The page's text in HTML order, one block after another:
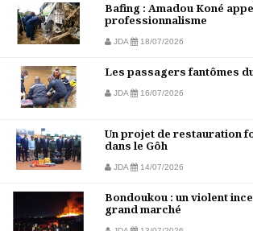
Bafing : Amadou Koné
professionnalisme
JDA 18/07/2026
Les passagers fantômes
JDA 16/07/2026
Un projet de restauration
dans le Gôh
JDA 14/07/2026
Bondoukou : un violent
grand marché